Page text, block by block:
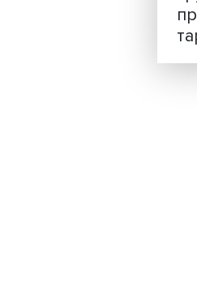
после
более 30
зерно,
а
ниже допустимого
урожае и
при снижении
сценарии в